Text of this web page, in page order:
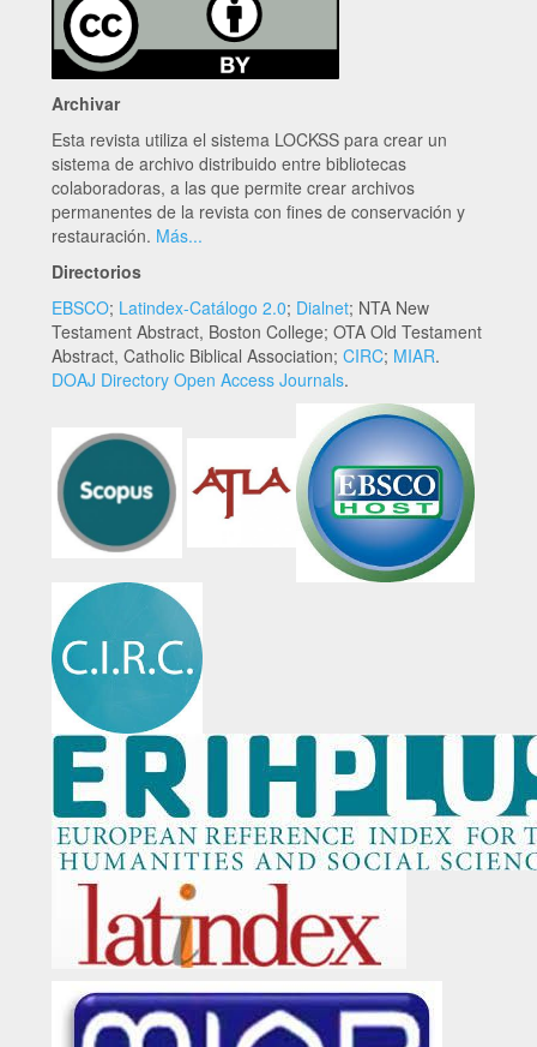
Archivar
Esta revista utiliza el sistema LOCKSS para crear un
sistema de archivo distribuido entre bibliotecas
colaboradoras, a las que permite crear archivos
permanentes de la revista con fines de conservación y
restauración. Más...
Directorios
EBSCO; Latindex-Catálogo 2.0; Dialnet; NTA New
Testament Abstract, Boston College; OTA Old Testament
Abstract, Catholic Biblical Association; CIRC; MIAR.
DOAJ Directory Open Access Journals.